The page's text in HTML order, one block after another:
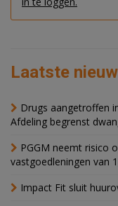
Laatste
Drugs aangetroffen
Afdeling begrenst
PGGM neemt risico
vastgoedleningen van
Impact Fit sluit